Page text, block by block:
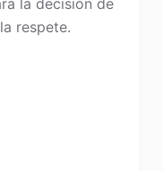
la decisión de
respete.